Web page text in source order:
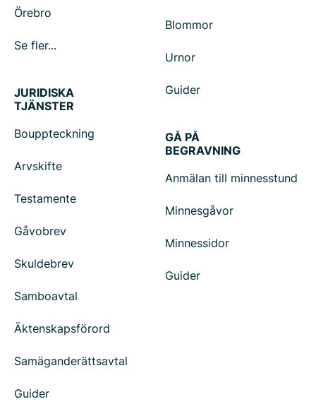
Örebro
Se fler...
Blommor
Urnor
Guider
JURIDISKA
TJÄNSTER
Bouppteckning
Arvskifte
Testamente
Gåvobrev
Skuldebrev
Samboavtal
Äktenskapsförord
Samäganderättsavtal
Guider
GÅ PÅ
BEGRAVNING
Anmälan till minnesstund
Minnesgåvor
Minnessidor
Guider